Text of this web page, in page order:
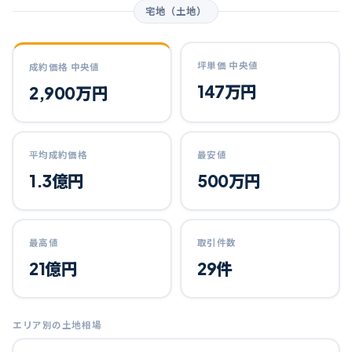
宅地（土地）
成約価格 中央値
2,900万円
坪単価 中央値
147万円
平均成約価格
1.3億円
最安値
500万円
最高値
21億円
取引件数
29件
エリア別の土地相場